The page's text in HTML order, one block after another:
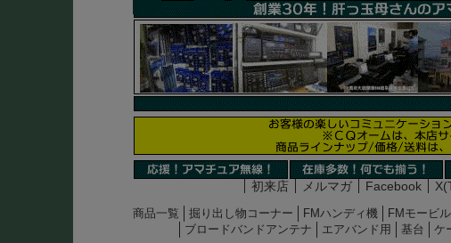
初来店 メルマガ Facebook
商品一覧 掘り出し物コーナー FMハンディ機 FMモービ
ブロードバンドアンテナ
エアバンド用 基台 ケ